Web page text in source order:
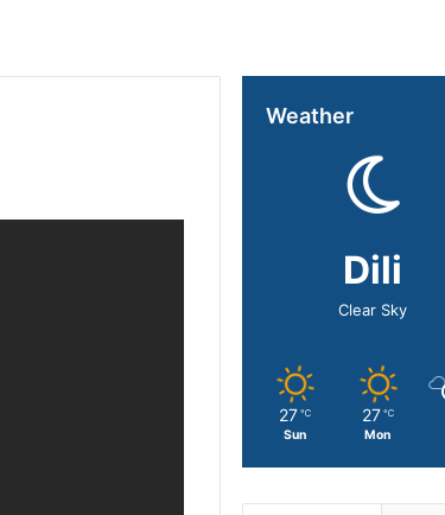
Weather
Dili
Clear Sky
27 ℃
Sun
27 ℃
Mon